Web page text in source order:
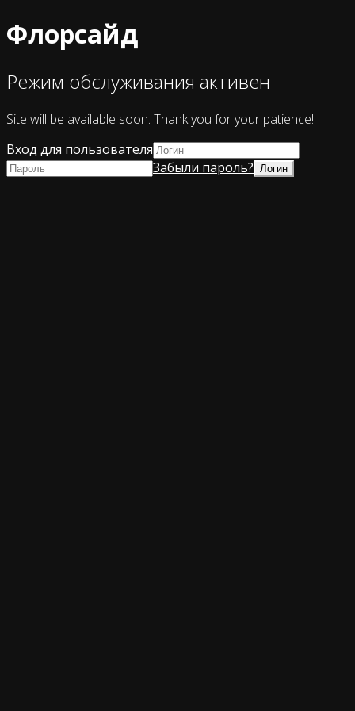
Флорсайд
Режим обслуживания активен
Site will be available soon. Thank you for your patience!
Вход для пользователя
Забыли пароль?